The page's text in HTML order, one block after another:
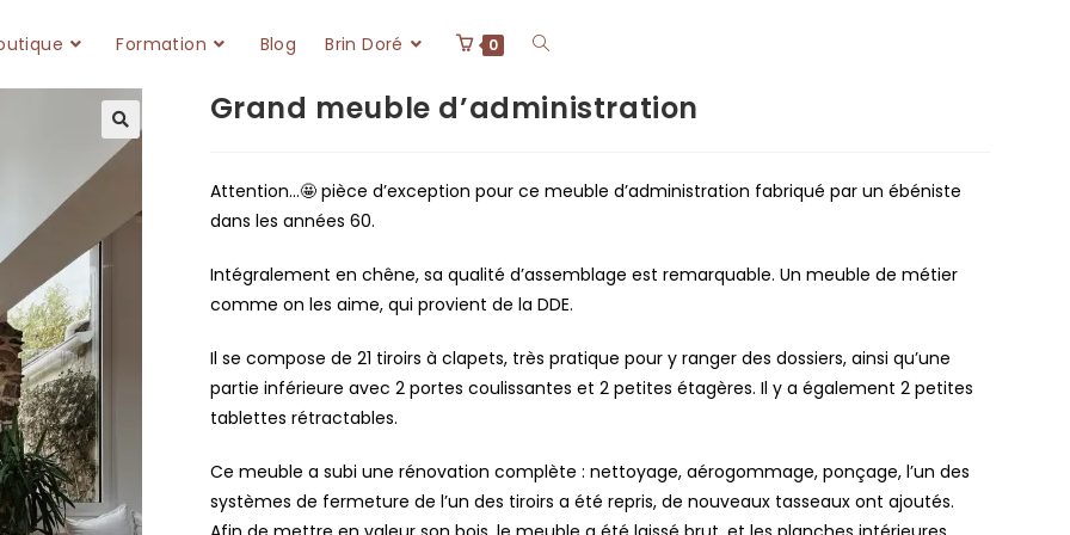
Formation Blog Brin Doré 0
🔍
Grand meuble d’administration
Attention…🤩 pièce d’exception pour ce meuble d’administration fabriqué par un ébéniste
dans les années 60.
Intégralement en chêne, sa qualité d’assemblage est remarquable. Un meuble de métier
comme on les aime, qui provient de la DDE.
Il se compose de 21 tiroirs à clapets, très pratique pour y ranger des dossiers, ainsi qu’une
partie inférieure avec 2 portes coulissantes et 2 petites étagères. Il y a également 2 petites
tablettes rétractables.
Ce meuble a subi une rénovation complète : nettoyage, aérogommage, ponçage, l’un des
systèmes de fermeture de l’un des tiroirs a été repris, de nouveaux tasseaux ont ajoutés.